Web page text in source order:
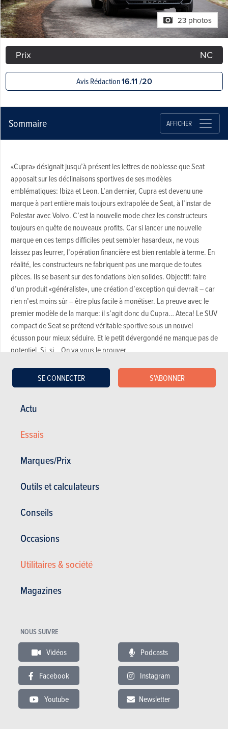
Actu
Essais
Marques/Prix
Outils et calculateurs
Conseils
Occasions
Utilitaires & société
Magazines
SE CONNECTER S'ABONNER
NOUS SUIVRE
Vidéos Podcasts
Facebook Instagram
Youtube Newsletter
23 photos
Prix NC
Avis Rédaction16.11 /20
Sommaire AFFICHER
«Cupra» désignait jusqu’à présent les lettres de noblesse que Seat
apposait sur les déclinaisons sportives de ses modèles
emblématiques: Ibiza et Leon. L’an dernier, Cupra est devenu une
marque à part entière mais toujours extrapolée de Seat, à l’instar de
Polestar avec Volvo. C’est la nouvelle mode chez les constructeurs
toujours en quête de nouveaux profits. Car si lancer une nouvelle
marque en ces temps difficiles peut sembler hasardeux, ne vous
laissez pas leurrer, l’opération financière est bien rentable à terme. En
réalité, les constructeurs ne fabriquent pas une marque de toutes
pièces. Ils se basent sur des fondations bien solides. Objectif: faire
d’un produit «généraliste», une création d’exception qui devrait – car
rien n’est moins sûr – être plus facile à monétiser. La preuve avec le
premier modèle de la marque: il s’agit donc du Cupra… Ateca! Le SUV
compact de Seat se prétend véritable sportive sous un nouvel
écusson pour mieux séduire. Et le petit dévergondé ne manque pas de
potentiel. Si, si… On va vous le prouver.
2.0 TSI époustouflant à tous les niveaux
Polyvalence sur tous les terrains
Motricité exceptionnelle même sur sol gras
SUV à la mode et talentueux en plus
Finition soignée, chic et originale
DSG7 lente à rétrograder
Consommation du 2.0 TSI
Réglage volant en profondeur insufisant
Dans cet article :Cupra
VIDÉO